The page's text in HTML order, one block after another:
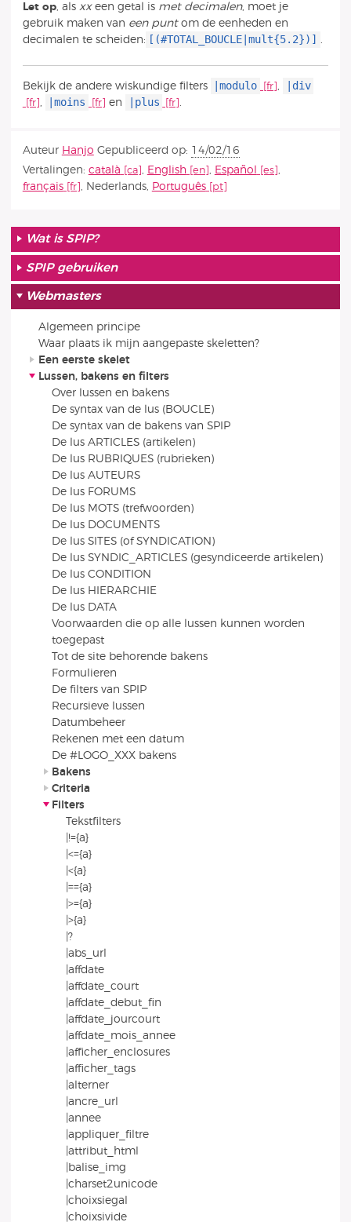
Let op, als xxeen getal is met decimalen, moet je
gebruik maken van een puntom de eenheden en
decimalen te scheiden: [(#TOTAL_BOUCLE|mult{5.2})] .
Bekijk de andere wiskundige filters |modulo , |div
, |moins en |plus .
Auteur Hanjo Gepubliceerd op: 14/02/16
Vertalingen: català , English , Español
,
français
, Nederlands, Português
Wat is SPIP?
SPIP gebruiken
Webmasters
Algemeen principe
Waar plaats ik mijn aangepaste skeletten?
Een eerste skelet
Lussen, bakens en filters
Over lussen en bakens
De syntax van de lus (BOUCLE)
De syntax van de bakens van SPIP
De lus ARTICLES (artikelen)
De lus RUBRIQUES (rubrieken)
De lus AUTEURS
De lus FORUMS
De lus MOTS (trefwoorden)
De lus DOCUMENTS
De lus SITES (of SYNDICATION)
De lus SYNDIC_ARTICLES (gesyndiceerde artikelen)
De lus CONDITION
De lus HIERARCHIE
De lus DATA
Voorwaarden die op alle lussen kunnen worden
toegepast
Tot de site behorende bakens
Formulieren
De filters van SPIP
Recursieve lussen
Datumbeheer
Rekenen met een datum
De #LOGO_XXX bakens
Bakens
Criteria
Filters
Tekstfilters
|!={a}
|<={a}
|<{a}
|=={a}
|>={a}
|>{a}
|?
|abs_url
|affdate
|affdate_court
|affdate_debut_fin
|affdate_jourcourt
|affdate_mois_annee
|afficher_enclosures
|afficher_tags
|alterner
|ancre_url
|annee
|appliquer_filtre
|attribut_html
|balise_img
|charset2unicode
|choixsiegal
|choixsivide